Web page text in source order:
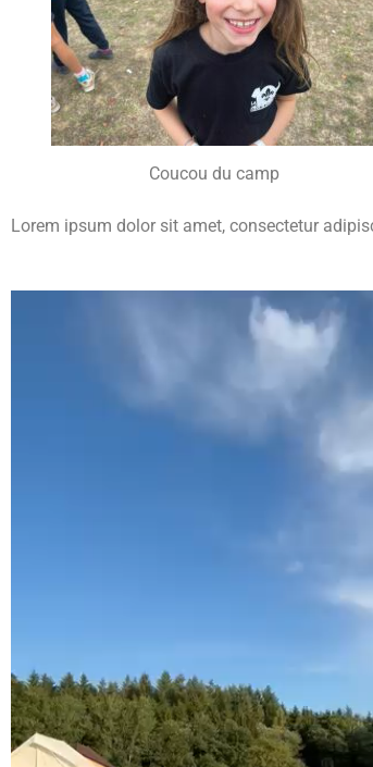
Coucou du camp
Lorem ipsum dolor sit amet, consectetur